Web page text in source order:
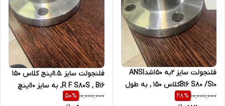
فلنجولت سایز 2به 150شدANSI
B16 S80 /S10کلاس 150 , به طول
110میلیمتر SA182F316/F316L
10,000,000
28%
فلنجولت سایز .1.5اینج کلاس 150
R F S80S , B16, به سایز 10اینچ
10,000,000
50%